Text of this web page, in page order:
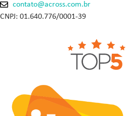
contato@across.com.br
CNPJ: 01.640.776/0001-39